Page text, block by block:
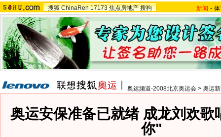
搜狐 ChinaRen 17173 焦点房地产 搜狗 新闻 -
奥运频道-2008北京奥运会 > 奥运
奥运安保准备已就绪 成龙刘欢歌
你"